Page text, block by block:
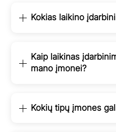
Kokias laikino
Kaip laikinas
mano įmonei?
Kokių tipų įmones